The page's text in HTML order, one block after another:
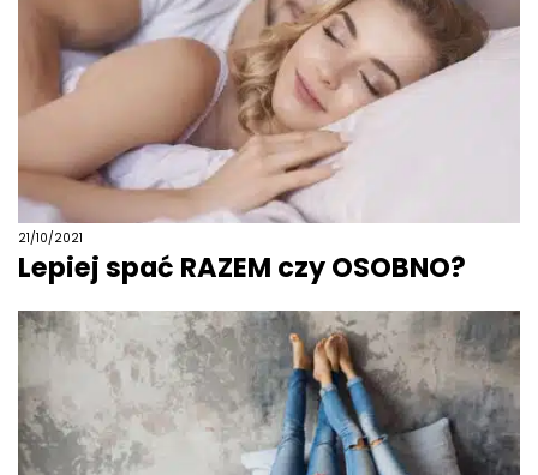
21/10/2021
Lepiej spać RAZEM czy OSOBNO?